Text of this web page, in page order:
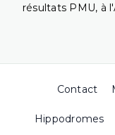
résultats PMU, à
Contact
Hippodromes